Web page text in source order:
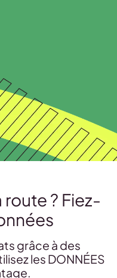
? Fiez-
grâce à des
les DONNÉES